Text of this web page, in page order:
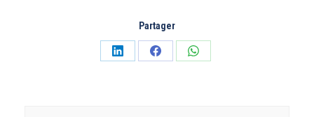
Partager
PartagerPartagerPartager